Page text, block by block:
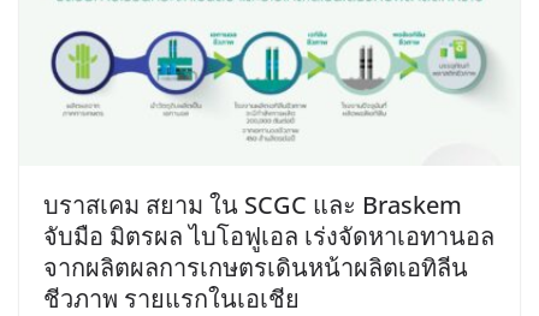
บราสเคม สยาม ใน SCGC และ Braskem
จับมือ มิตรผล ไบโอฟูเอล เร่งจัดหาเอทานอล
จากผลิตผลการเกษตรเดินหน้าผลิตเอทิลีน
ชีวภาพ รายแรกในเอเชีย